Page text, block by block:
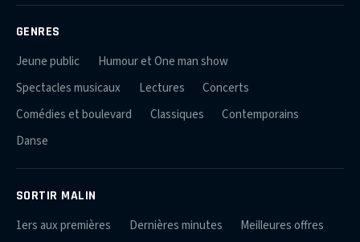
GENRES
Jeune public
Humour et One man show
Spectacles musicaux
Lectures
Concerts
Comédies et boulevard
Classiques
Contemporains
Danse
SORTIR MALIN
1ers aux premières Dernières minutes
Meilleures offres